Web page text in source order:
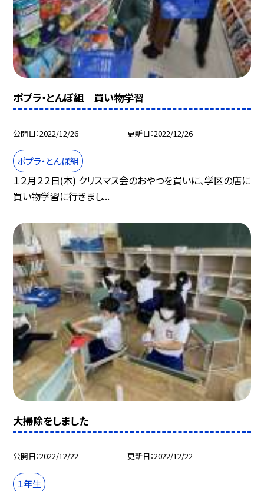
ポプラ・とんぼ組 買い物学習
公開日 2022/12/26 更新日 2022/12/26
ポプラ・とんぼ組
１２月２２日(木) クリスマス会のおやつを買いに、学区の店に
買い物学習に行きまし...
大掃除をしました
公開日 2022/12/22 更新日 2022/12/22
１年生